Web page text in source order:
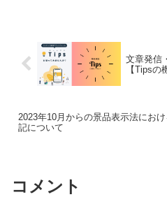
文章発信
【Tipsの
2023年10月からの景品表示法にお
記について
コメント